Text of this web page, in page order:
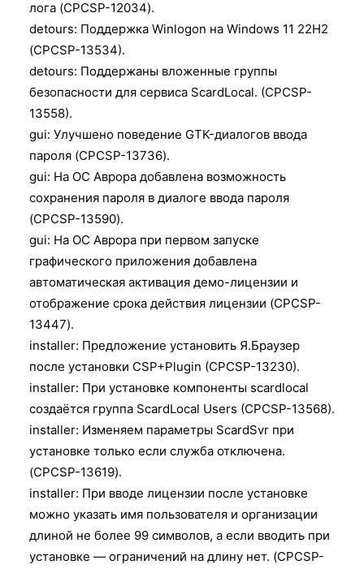
лога (CPCSP-12034).
detours: Поддержка Winlogon на Windows 11 22H2
(CPCSP-13534).
detours: Поддержаны вложенные группы
безопасности для сервиса ScardLocal. (CPCSP-
13558).
gui: Улучшено поведение GTK-диалогов ввода
пароля (CPCSP-13736).
gui: На ОС Аврора добавлена возможность
сохранения пароля в диалоге ввода пароля
(CPCSP-13590).
gui: На ОС Аврора при первом запуске
графического приложения добавлена
автоматическая активация демо-лицензии и
отображение срока действия лицензии (CPCSP-
13447).
installer: Предложение установить Я.Браузер
после установки CSP+Plugin (CPCSP-13230).
installer: При установке компоненты scardlocal
создаётся группа ScardLocal Users (CPCSP-13568).
installer: Изменяем параметры ScardSvr при
установке только если служба отключена.
(CPCSP-13619).
installer: При вводе лицензии после установке
можно указать имя пользователя и организации
длиной не более 99 символов, а если вводить при
установке — ограничений на длину нет. (CPCSP-